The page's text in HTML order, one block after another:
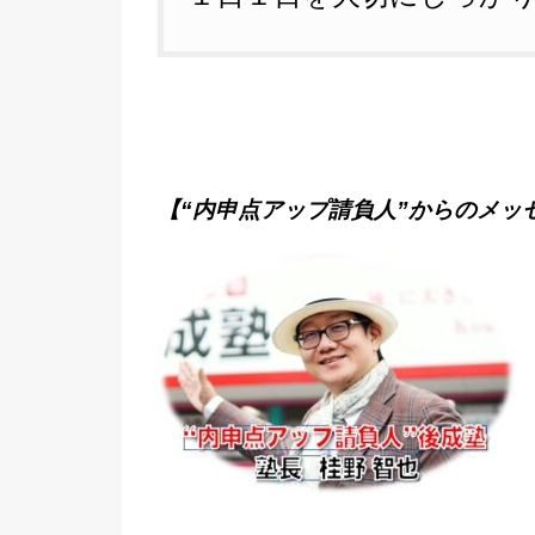
【“内申点アップ請負人”からのメッ